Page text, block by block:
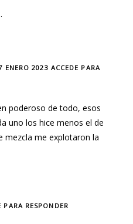
ENERO 2023 ACCEDE PARA
poderoso de todo, esos
uno los hice menos el de
mezcla me explotaron la
PARA RESPONDER